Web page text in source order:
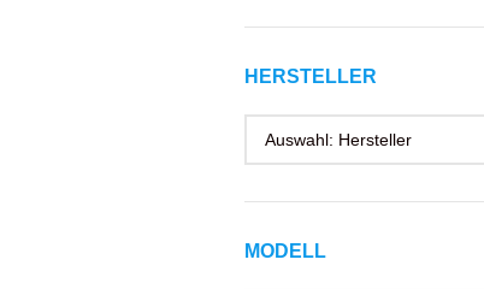
HERSTELLER
MODELL